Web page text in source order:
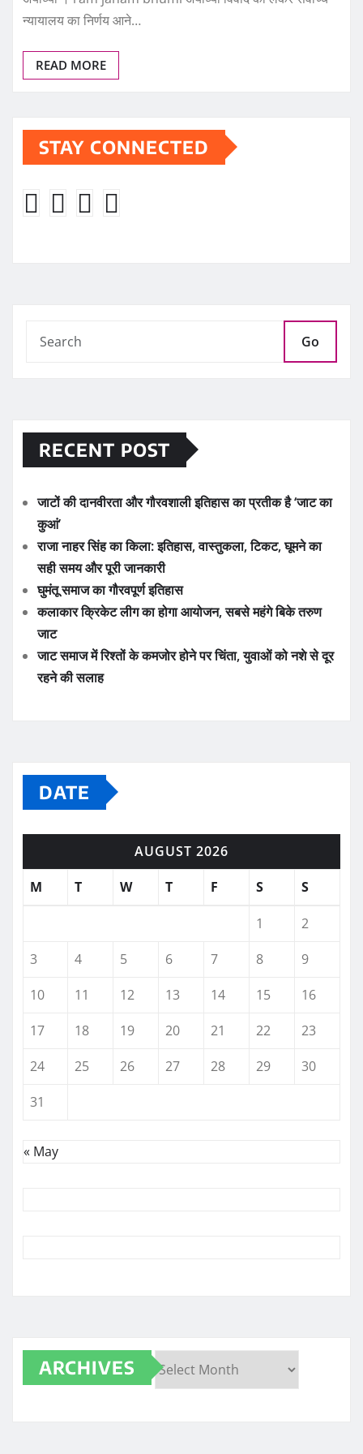
न्यायालय का निर्णय आने…
READ MORE
STAY CONNECTED
Go
RECENT POST
जाटों की दानवीरता और गौरवशाली इतिहास का प्रतीक है ‘जाट का
कुआं’
राजा नाहर सिंह का किला: इतिहास, वास्तुकला, टिकट, घूमने का
सही समय और पूरी जानकारी
घुमंतू समाज का गौरवपूर्ण इतिहास
कलाकार क्रिकेट लीग का होगा आयोजन, सबसे महंगे बिके तरुण
जाट
जाट समाज में रिश्तों के कमजोर होने पर चिंता, युवाओं को नशे से दूर
रहने की सलाह
DATE
AUGUST 2026
M
T W T F S S
1
2
3
4 5 6 7 8
9
10
11 12 13 14 15
16
17
18 19 20 21 22
23
24
25 26 27 28 29
30
31
« May
ARCHIVES